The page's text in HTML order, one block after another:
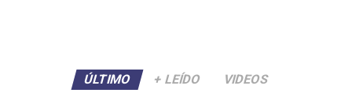
ÚLTIMO + LEÍDO VIDEOS